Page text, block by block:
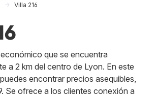
Villa 216
que se encuentra
a 2 km del centro de Lyon. En este
encontrar precios asequibles,
Se ofrece a los clientes conexión a